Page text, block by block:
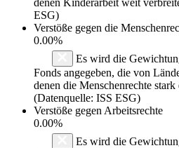
ESG)
Verstöße gegen die
0.00%
Es wird die
Fonds angegeben, die von
denen die Menschenrechte
(Datenquelle: ISS ESG)
Verstöße gegen Arbeitsrechte
0.00%
Es wird die